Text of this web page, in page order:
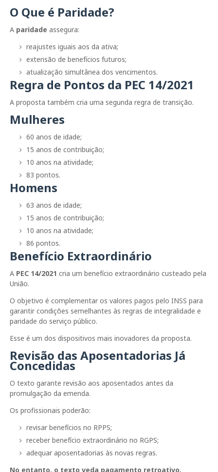
O Que é Paridade?
A paridade assegura:
reajustes iguais aos da ativa;
extensão de benefícios futuros;
atualização simultânea dos vencimentos.
Regra de Pontos da PEC 14/2021
A proposta também cria uma segunda regra de transição.
Mulheres
60 anos de idade;
15 anos de contribuição;
10 anos na atividade;
83 pontos.
Homens
63 anos de idade;
15 anos de contribuição;
10 anos na atividade;
86 pontos.
Benefício Extraordinário
A PEC 14/2021 cria um benefício extraordinário custeado pela
União.
O objetivo é complementar os valores pagos pelo INSS para
garantir condições semelhantes às regras de integralidade e
paridade do serviço público.
Esse é um dos dispositivos mais inovadores da proposta.
Revisão das Aposentadorias Já
Concedidas
O texto garante revisão aos aposentados antes da
promulgação da emenda.
Os profissionais poderão:
revisar benefícios no RPPS;
receber benefício extraordinário no RGPS;
adequar aposentadorias às novas regras.
No entanto, o texto veda pagamento retroativo.